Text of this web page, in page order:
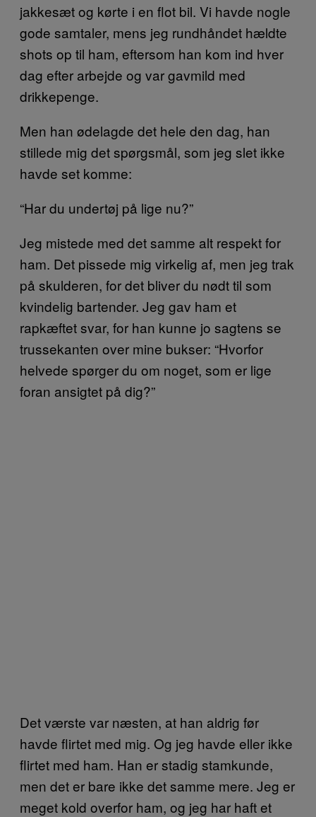
jakkesæt og kørte i en flot bil. Vi havde nogle
gode samtaler, mens jeg rundhåndet hældte
shots op til ham, eftersom han kom ind hver
dag efter arbejde og var gavmild med
drikkepenge.
Men han ødelagde det hele den dag, han
stillede mig det spørgsmål, som jeg slet ikke
havde set komme:
“Har du undertøj på lige nu?”
Jeg mistede med det samme alt respekt for
ham. Det pissede mig virkelig af, men jeg trak
på skulderen, for det bliver du nødt til som
kvindelig bartender. Jeg gav ham et
rapkæftet svar, for han kunne jo sagtens se
trussekanten over mine bukser: “Hvorfor
helvede spørger du om noget, som er lige
foran ansigtet på dig?”
Det værste var næsten, at han aldrig før
havde flirtet med mig. Og jeg havde eller ikke
flirtet med ham. Han er stadig stamkunde,
men det er bare ikke det samme mere. Jeg er
meget kold overfor ham, og jeg har haft et